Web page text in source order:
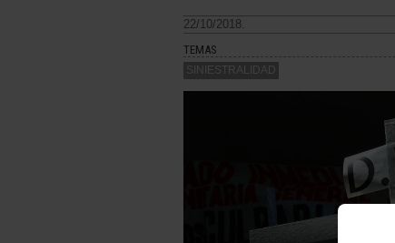
22/10/2018.
TEMAS
SINIESTRALIDAD